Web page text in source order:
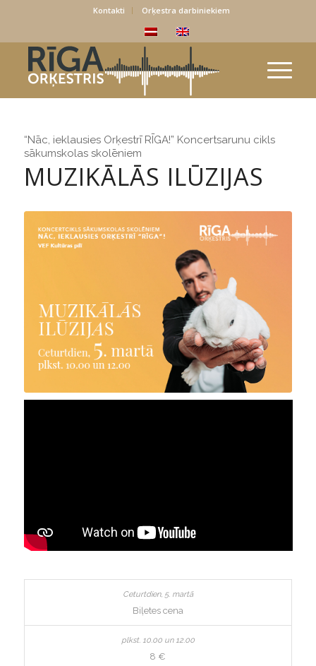
Kontakti Orķestra darbiniekiem
“Nāc, ieklausies Orķestrī RĪGA!” Koncertsarunu cikls
sākumskolas skolēniem
MUZIKĀLĀS ILŪZIJAS
Biļetes cena
8 €